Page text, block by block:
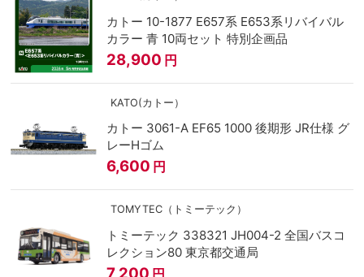
カトー 10-1877 E657系 E653系リバイバル
カラー 青 10両セット 特別企画品
28,900 円
KATO(カトー）
カトー 3061-A EF65 1000 後期形 JR仕様 グ
レーHゴム
6,600 円
TOMYTEC（トミーテック）
トミーテック 338321 JH004-2 全国バスコ
レクション80 東京都交通局
7,200 円